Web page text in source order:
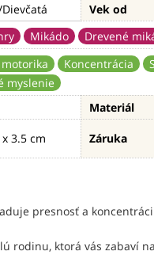
Vek od
Mikádo
Drevené
motorika Koncentrácia
myslenie
Materiál
3.5 cm Záruka
presnosť a
rodinu, ktorá vás zabaví